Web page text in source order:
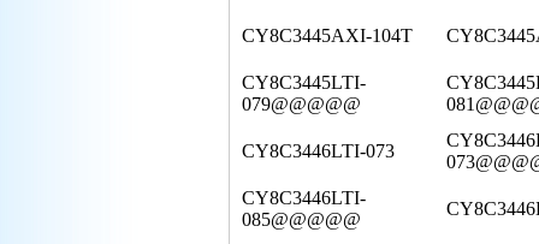
CY8C3445AXI-104T
CY8C3445LTI-
079@@@@@
CY8C3446LTI-073
CY8C3446LTI-
085@@@@@